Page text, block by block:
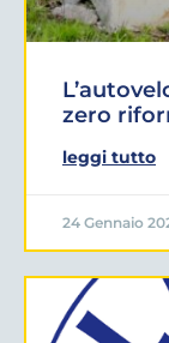
zero
leggi tutto
24 Gennaio